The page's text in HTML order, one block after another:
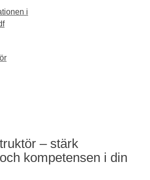
i
– stärk
kompetensen i din